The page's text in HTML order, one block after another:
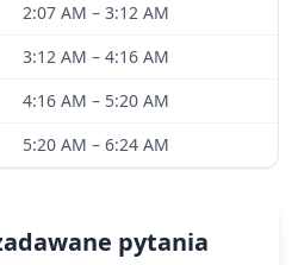
2:07 AM – 3:12 AM
3:12 AM – 4:16 AM
4:16 AM – 5:20 AM
5:20 AM – 6:24 AM
pytania